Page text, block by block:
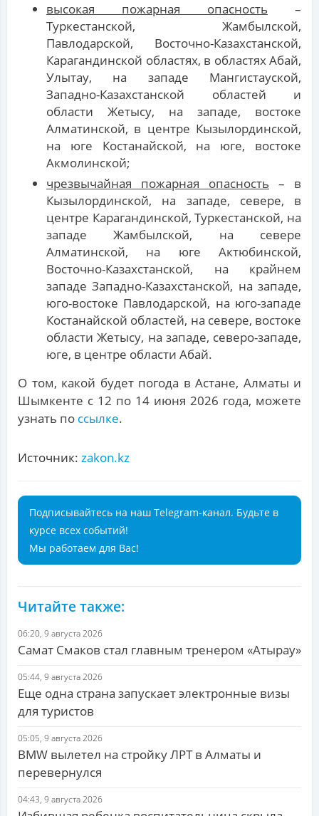
высокая пожарная опасность –
Туркестанской, Жамбылской,
Павлодарской, Восточно-Казахстанской,
Карагандинской областях, в областях Абай,
Улытау, на западе Мангистауской,
Западно-Казахстанской областей и
области Жетысу, на западе, востоке
Алматинской, в центре Кызылординской,
на юге Костанайской, на юге, востоке
Акмолинской;
чрезвычайная пожарная опасность – в
Кызылординской, на западе, севере, в
центре Карагандинской, Туркестанской, на
западе Жамбылской, на севере
Алматинской, на юге Актюбинской,
Восточно-Казахстанской, на крайнем
западе Западно-Казахстанской, на западе,
юго-востоке Павлодарской, на юго-западе
Костанайской областей, на севере, востоке
области Жетысу, на западе, северо-западе,
юге, в центре области Абай.
О том, какой будет погода в Астане, Алматы и
Шымкенте с 12 по 14 июня 2026 года, можете
узнать по ссылке.
Источник: zakon.kz
Подписывайтесь на наш Telegram-канал. Будьте в
курсе всех событий!
Мы работаем для Вас!
Читайте также:
06:20, 9 августа 2026
Самат Смаков стал главным тренером «Атырау»
05:44, 9 августа 2026
Еще одна страна запускает электронные визы
для туристов
05:05, 9 августа 2026
BMW вылетел на стройку ЛРТ в Алматы и
перевернулся
04:43, 9 августа 2026